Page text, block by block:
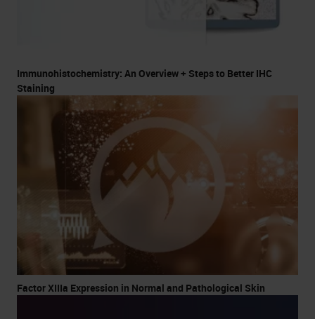
Immunohistochemistry: An Overview + Steps to Better IHC
Staining
Factor XIIIa Expression in Normal and Pathological Skin